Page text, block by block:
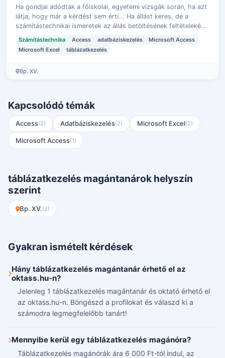
Ha gondjai adódtak a főiskolai, egyetemi vizsgák során, ha azt
látja, hogy már a kérdést sem érti... Ha állást keres, de a
számítástechnikai ismeretek az állás betöltésének feltételeként
Számítástechnika Access adatbáziskezelés
Microsoft Access
Microsoft Excel
táblázatkezelés
Bp. XV.
Kapcsolódó témák
Access(2) Adatbáziskezelés(2) Microsoft Excel(2)
Microsoft Access(1)
táblázatkezelés magántanárok helyszín
szerint
Bp. XV.(2)
Gyakran ismételt kérdések
Hány táblázatkezelés magántanár érhető el az
oktass.hu-n?
Jelenleg 1 táblázatkezelés magántanár és oktató érhető el
az oktass.hu-n. Böngészd a profilokat és válaszd ki a
számodra legmegfelelőbb tanárt!
Mennyibe kerül egy táblázatkezelés magánóra?
Táblázatkezelés magánórák ára 6 000 Ft-tól indul, az